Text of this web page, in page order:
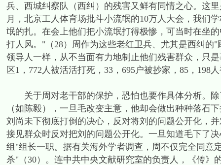
兵、西城纠察队（西纠）的残害又鲜有同情之心。这
月，北京工人体育场批斗小流氓的10万人大会，我们
氓的扎。在会上他们把小流氓打得极惨，可当时在坐
打人风。"（28）周作为这些老红卫兵、尤其是西纠
领导人一样，从不当面有力地制止他们残害群众，只
区1，772人被活活打死，33，695户被抄家，85，198
关于周对老干部的保护，恐怕也要作具体分析。除
（如陈毅），一旦毛改变主意，他却会做出种种落石
刘尚未下彻底打倒的决心，反对将刘的问题公开化，
接见群众时反对把刘的问题公开化。一旦知道毛下了
组"组长一职。据有关海外学者调查，周不仅完全同意
杀"（30）。连中共中央文献研究室的负责人，《传